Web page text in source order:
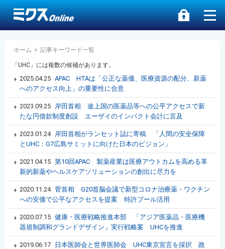
ホーム > 記事キーワード一覧
「UHC」には複数の候補があります。
2025.04.25 APAC HTAは「公正な薬価、医療資源の配分、新薬
へのアクセス向上」の重要性に合意
2023.09.25
岸田首相 途上国の医薬品等への公平アクセスで新
たな円借款制度創設 エーザイのインパクト会計に言及
2023.01.24
岸田首相がランセット誌に寄稿 「人間の安全保障
とUHC：G7広島サミットに向けた日本のビジョン」
2021.04.15 第10回APAC 製薬産業は医療アウトカムを高める革
新的新薬やヘルスケアソリューションの創出に尽力を
2020.11.24 菅首相 G20首脳会議で新型コロナ治療薬・ワクチン
への安価で公平なアクセスを提案 特許プール活用
2020.07.15 健康・医療戦略推進本部 「アジア医薬品・医療機
器規制調和グランドデザイン」実行戦略案 UHCを推進
2019.06.17
日本医師会と世界医師会 UHC東京宣言を採択 政